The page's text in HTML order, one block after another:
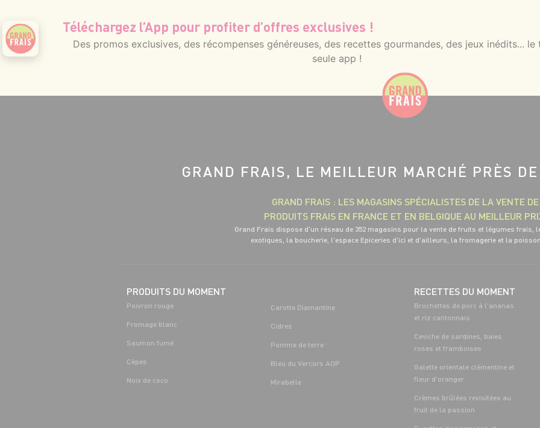
Téléchargez l’App pour profiter d’offres exclusives !
Des promos exclusives, des récompenses généreuses, des recettes gourmandes, des jeux inédits... le
seule app !
GRAND FRAIS, LE MEILLEUR MARCHÉ PRÈS DE
GRAND FRAIS : LES MAGASINS SPÉCIALISTES DE LA VENTE DE
PRODUITS FRAIS EN FRANCE ET EN BELGIQUE AU MEILLEUR
Grand Frais dispose d'un réseau de 352 magasins pour la vente de fruits et légumes frais,
exotiques, la boucherie, l'espace Epiceries d'ici et d'ailleurs, la fromagerie et la
PRODUITS DU MOMENT
Poivron rouge
Fromage blanc
Saumon fumé
Cèpes
Noix de coco
Carotte Diamantine
Cidres
Pomme de terre
Bleu du Vercors AOP
Mirabelle
RECETTES DU MOMENT
Brochettes de porc à l'ananas
et riz cantonnais
Ceviche de sardines, baies
roses et framboises
Galette orientale clémentine et
fleur d'oranger
Crèmes brûlées revisitées au
fruit de la passion